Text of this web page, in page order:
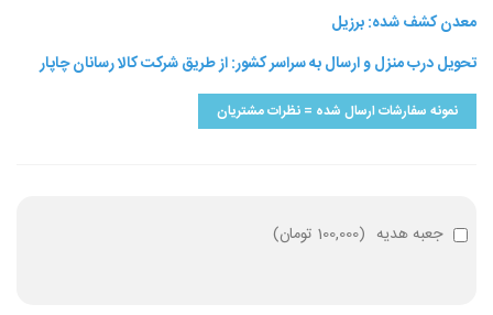
معدن کشف شده: برزیل
تحویل درب منزل و ارسال به سراسر کشور: از طریق شرکت کالا رسانان چاپار
نمونه سفارشات ارسال شده = نظرات مشتریان
جعبه هدیه (100,000 تومان )